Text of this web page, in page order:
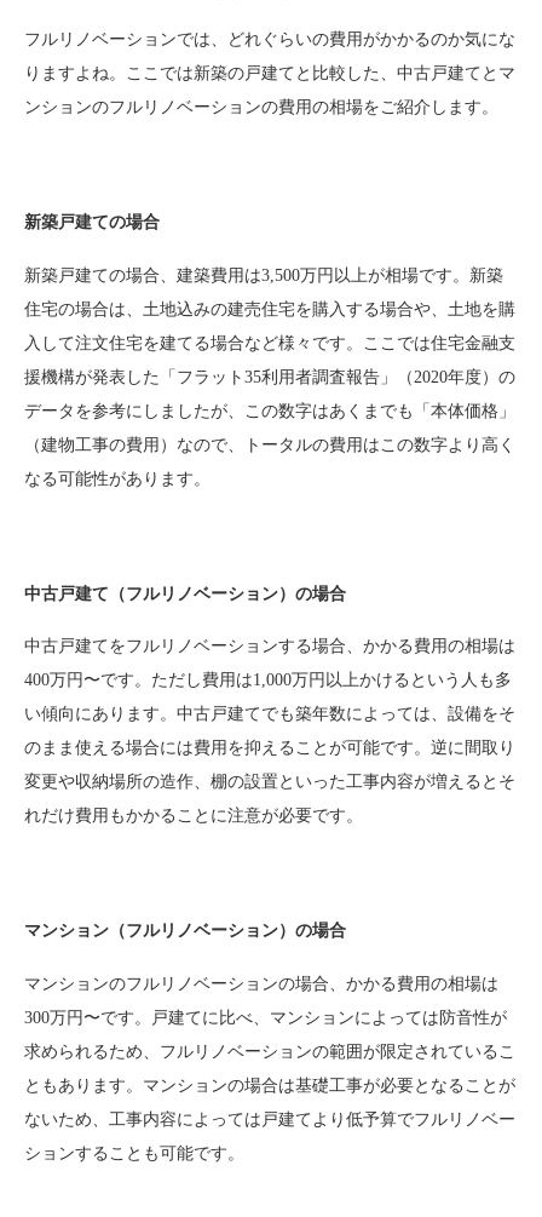
フルリノベーションでは、どれぐらいの費用がかかるのか気にな
りますよね。ここでは新築の戸建てと比較した、中古戸建てとマ
ンションのフルリノベーションの費用の相場をご紹介します。
新築戸建ての場合
新築戸建ての場合、建築費用は3,500万円以上が相場です。新築
住宅の場合は、土地込みの建売住宅を購入する場合や、土地を購
入して注文住宅を建てる場合など様々です。ここでは住宅金融支
援機構が発表した「フラット35利用者調査報告」（2020年度）の
データを参考にしましたが、この数字はあくまでも「本体価格」
（建物工事の費用）なので、トータルの費用はこの数字より高く
なる可能性があります。
中古戸建て（フルリノベーション）の場合
中古戸建てをフルリノベーションする場合、かかる費用の相場は
400万円〜です。ただし費用は1,000万円以上かけるという人も多
い傾向にあります。中古戸建てでも築年数によっては、設備をそ
のまま使える場合には費用を抑えることが可能です。逆に間取り
変更や収納場所の造作、棚の設置といった工事内容が増えるとそ
れだけ費用もかかることに注意が必要です。
マンション（フルリノベーション）の場合
マンションのフルリノベーションの場合、かかる費用の相場は
300万円〜です。戸建てに比べ、マンションによっては防音性が
求められるため、フルリノベーションの範囲が限定されているこ
ともあります。マンションの場合は基礎工事が必要となることが
ないため、工事内容によっては戸建てより低予算でフルリノベー
ションすることも可能です。